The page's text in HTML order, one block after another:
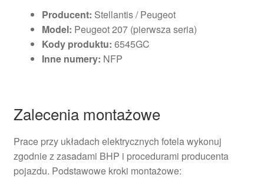
Producent: Stellantis / Peugeot
Model: Peugeot 207 (pierwsza seria)
Kody produktu: 6545GC
Inne numery: NFP
Zalecenia montażowe
Prace przy układach elektrycznych fotela wykonuj
zgodnie z zasadami BHP i procedurami producenta
pojazdu. Podstawowe kroki montażowe: